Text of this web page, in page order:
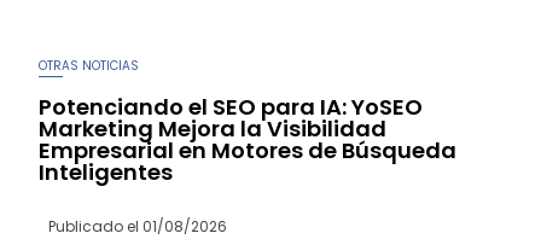
OTRAS NOTICIAS
Potenciando el SEO para IA: YoSEO
Marketing Mejora la Visibilidad
Empresarial en Motores de Búsqueda
Inteligentes
Publicado el 01/08/2026